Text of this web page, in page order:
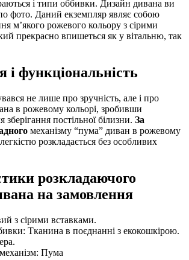
і типи оббивки. Дизайн дивана ви
фото. Даний екземпляр являє собою
м’якого рожевого кольору з сірими
прекрасно впишеться як у вітальню, так
і функціональність
не лише про зручність, але і про
в рожевому кольорі, зробивши
постільної білизни. За
механізму “пума” диван в рожевому
розкладається без особливих
розкладаючого
на замовлення
з сірими вставками.
Тканина в поєднанні з екокошкірою.
Пума